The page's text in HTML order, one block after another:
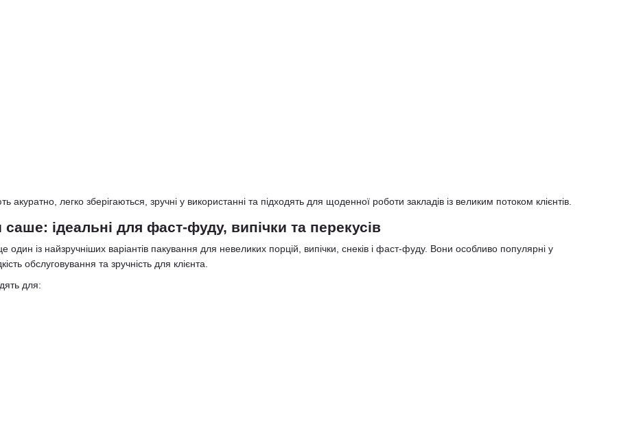
акуратно, легко зберігаються, зручні у використанні та підходять для щоденної роботи закладів із великим потоком клієнтів.
саше: ідеальні для фаст-фуду, випічки та перекусів
один із найзручніших варіантів пакування для невеликих порцій, випічки, снеків і фаст-фуду. Вони особливо популярні у
обслуговування та зручність для клієнта.
для: